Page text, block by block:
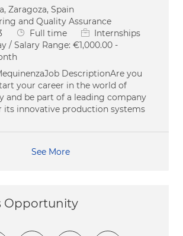
Zaragoza, Spain
and Quality Assurance
Job Type
Full time
Internships
/ Salary Range: €1,000.00 -
DescriptionAre you
your career in the world of
and be part of a leading company
its innovative production systems
See More
Opportunity